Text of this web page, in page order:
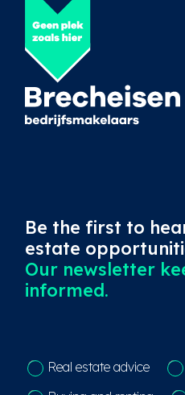
Be the first to
estate
Our newsletter
informed.
C
o
Real estate advice